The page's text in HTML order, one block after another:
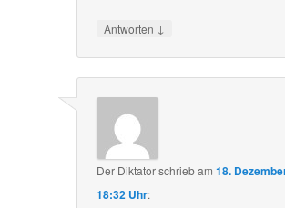
Antworten ↓
Der Diktatorschriebam18.
18:32 Uhr: